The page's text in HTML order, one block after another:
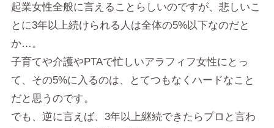
起業女性全般に言えることらしいのですが、悲しいこ
とに3年以上続けられる人は全体の5%以下なのだと
か…。
子育てや介護やPTAで忙しいアラフィフ女性にとっ
て、その5%に入るのは、とてつもなくハードなこと
だと思うのです。
でも、逆に言えば、3年以上継続できたらプロと言わ